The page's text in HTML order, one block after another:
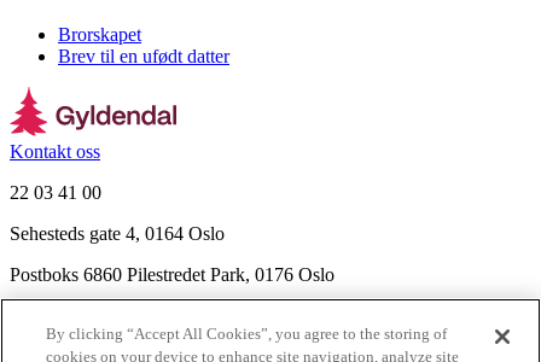
Brorskapet
Brev til en ufødt datter
Kontakt oss
22 03 41 00
Sehesteds gate 4, 0164 Oslo
Postboks 6860 Pilestredet Park, 0176 Oslo
Nyhetsbrev
By clicking “Accept All Cookies”, you agree to the storing of
cookies on your device to enhance site navigation, analyze site